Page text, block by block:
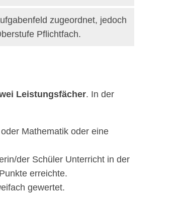
zugeordnet, jedoch
Pflichtfach.
Leistungsfächer. In der
Mathematik oder eine
der Schüler Unterricht in der
erreichte.
gewertet.